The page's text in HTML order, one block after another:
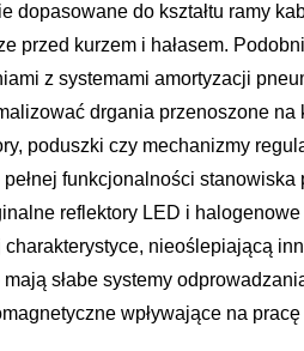
dopasowane do kształtu ramy
przed kurzem i hałasem.
z systemami amortyzacji
drgania przenoszone na
poduszki czy mechanizmy
funkcjonalności
reflektory LED i
charakterystyce, nieoślepiającą
słabe systemy
wpływające na